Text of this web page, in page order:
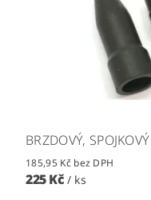
BRZDOVÝ,
185,95 Kč bez DPH
225 Kč / ks